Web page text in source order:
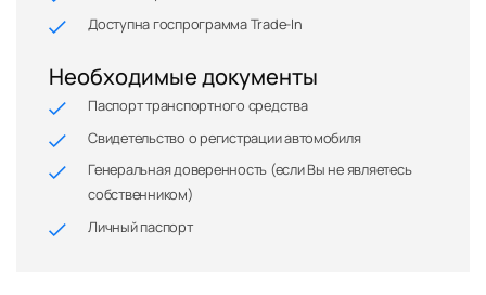
Доступна госпрограмма Trade-In
Необходимые документы
Паспорт транспортного средства
Свидетельство о регистрации автомобиля
Генеральная доверенность (если Вы не являетесь
собственником)
Личный паспорт